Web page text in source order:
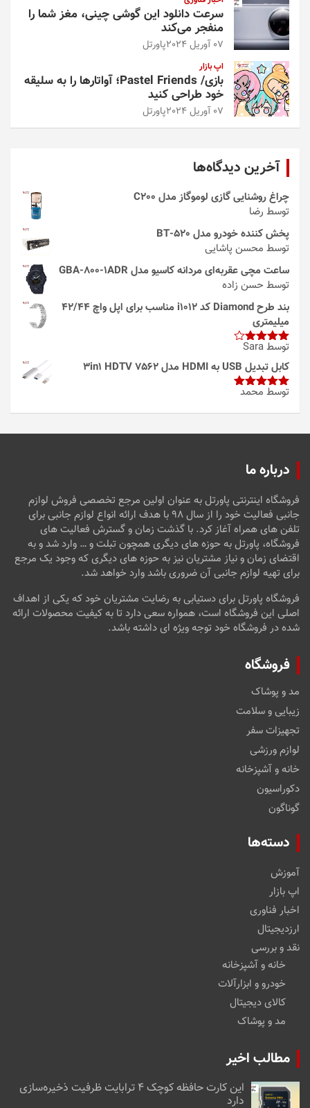
سرعت دانلود این گوشی چینی، مغز شما را
منفجر می‌کند
07 آوریل 2024 پاورتل
اپ بازار
بازی/ Pastel Friends؛ آواتارها را به سلیقه
خود طراحی کنید
07 آوریل 2024 پاورتل
آخرین دیدگاه‌ها
چراغ روشنایی گازی لوموگاز مدل C200
توسط رضا
پخش کننده خودرو مدل 520-BT
توسط محسن پاشایی
ساعت مچی عقربه‌ای مردانه کاسیو مدل GBA-800-1ADR
توسط حسن زاده
بند طرح Diamond کد i1012 مناسب برای اپل واچ 42/44
میلیمتری
امتیاز4
از 5
توسط Sara
کابل تبدیل USB به HDMI مدل 3in1 HDTV 7562
امتیاز5از
توسط محمد
درباره ما
فروشگاه اینترنتی پاورتل به عنوان اولین مرجع تخصصی فروش لوازم
جانبی فعالیت خود را از سال ۹۸ با هدف ارائه انواع لوازم جانبی برای
تلفن های همراه آغاز کرد. با گذشت زمان و گسترش فعالیت های
فروشگاه، پاورتل به حوزه های دیگری همچون تبلت و … وارد شد و به
اقتضای زمان و نیاز مشتریان نیز به حوزه های دیگری که وجود یک مرجع
برای تهیه لوازم جانبی آن ضروری باشد وارد خواهد شد.
فروشگاه پاورتل برای دستیابی به رضایت مشتریان خود که یکی از اهداف
اصلی این فروشگاه است، همواره سعی دارد تا به کیفیت محصولات ارائه
شده در فروشگاه خود توجه ویژه ای داشته باشد.
فروشگاه
مد و پوشاک
زیبایی و سلامت
تجهیزات سفر
لوازم ورزشی
خانه و آشپزخانه
دکوراسیون
گوناگون
دسته‌ها
آموزش
اپ بازار
اخبار فناوری
ارزدیجیتال
نقد و بررسی
خانه و آشپزخانه
خودرو و ابزارآلات
کالای دیجیتال
مد و پوشاک
مطالب اخیر
این کارت حافظه کوچک ۴ ترابایت ظرفیت ذخیره‌سازی
دارد